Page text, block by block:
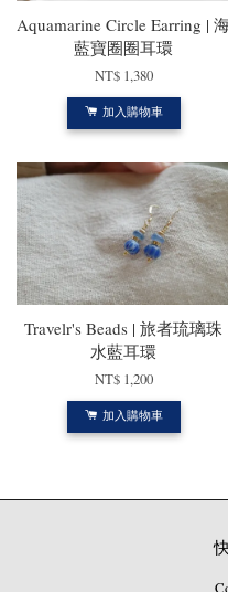
Aquamarine Circle Earring |
藍寶圈圈耳環
NT$ 1,380
加入購物車
Travelr's Beads | 旅者琉璃珠
水藍耳環
NT$ 1,200
加入購物車